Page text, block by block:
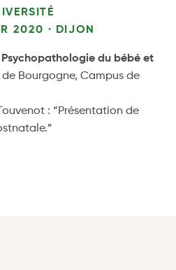
2020 · DIJON
du bébé et
de Bourgogne, Campus de
: “Présentation de